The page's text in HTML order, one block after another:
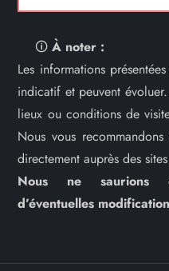
🛈À noter :
Les informations
indicatif et peuvent
lieux ou conditions de
Nous vous
directement auprès des
Nous ne saurions
d’éventuelles